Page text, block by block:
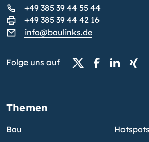
+49 385 39 44 55 44
+49 385 39 44 42 16
info@baulinks.de
Folge uns auf
Themen
Bau
Hotspots